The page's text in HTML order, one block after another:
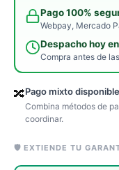
Pago 100%
Webpay, Mercado
Despacho hoy
Compra antes de
🔀Pago mixto disponible
Combina métodos de
coordinar.
🛡️ EXTIENDE TU